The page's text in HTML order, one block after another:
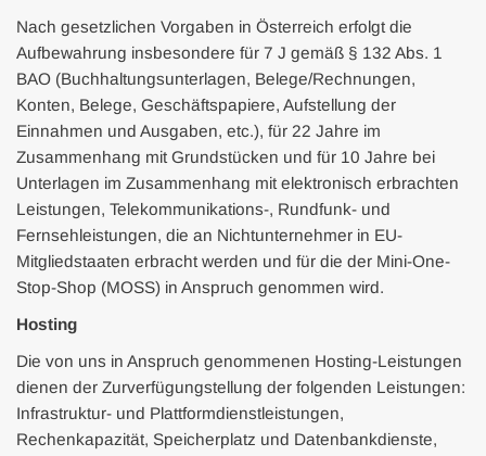
Nach gesetzlichen Vorgaben in Österreich erfolgt die
Aufbewahrung insbesondere für 7 J gemäß § 132 Abs. 1
BAO (Buchhaltungsunterlagen, Belege/Rechnungen,
Konten, Belege, Geschäftspapiere, Aufstellung der
Einnahmen und Ausgaben, etc.), für 22 Jahre im
Zusammenhang mit Grundstücken und für 10 Jahre bei
Unterlagen im Zusammenhang mit elektronisch erbrachten
Leistungen, Telekommunikations-, Rundfunk- und
Fernsehleistungen, die an Nichtunternehmer in EU-
Mitgliedstaaten erbracht werden und für die der Mini-One-
Stop-Shop (MOSS) in Anspruch genommen wird.
Hosting
Die von uns in Anspruch genommenen Hosting-Leistungen
dienen der Zurverfügungstellung der folgenden Leistungen:
Infrastruktur- und Plattformdienstleistungen,
Rechenkapazität, Speicherplatz und Datenbankdienste,